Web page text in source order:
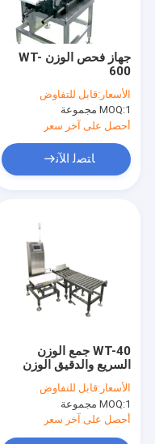
جهاز فحص الوزن WT-
600
الأسعار:قابل للتفاوض
MOQ:1 مجموعة
أحصل على آخر سعر
ﺎﺘﺼﻟ ﺍﻶﻧ
WT-40 جمع الوزن
السريع والدقيق الوزن
شبه التلقائي للكرتون
الميزان
الأسعار:قابل للتفاوض
MOQ:1 مجموعة
أحصل على آخر سعر